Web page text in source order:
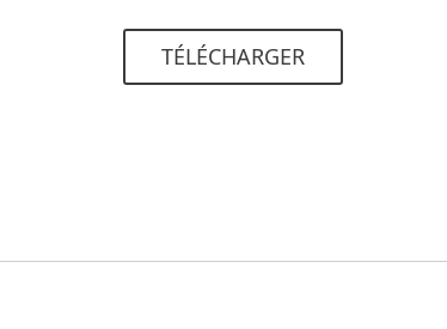
TÉLÉCHARGER